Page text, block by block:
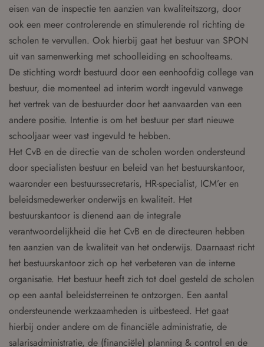
eisen van de inspectie ten aanzien van kwaliteitszorg, door
ook een meer controlerende en stimulerende rol richting de
scholen te vervullen. Ook hierbij gaat het bestuur van SPON
uit van samenwerking met schoolleiding en schoolteams.
De stichting wordt bestuurd door een eenhoofdig college van
bestuur, die momenteel ad interim wordt ingevuld vanwege
het vertrek van de bestuurder door het aanvaarden van een
andere positie. Intentie is om het bestuur per start nieuwe
schooljaar weer vast ingevuld te hebben.
Het CvB en de directie van de scholen worden ondersteund
door specialisten bestuur en beleid van het bestuurskantoor,
waaronder een bestuurssecretaris, HR-specialist, ICM’er en
beleidsmedewerker onderwijs en kwaliteit. Het
bestuurskantoor is dienend aan de integrale
verantwoordelijkheid die het CvB en de directeuren hebben
ten aanzien van de kwaliteit van het onderwijs. Daarnaast richt
het bestuurskantoor zich op het verbeteren van de interne
organisatie. Het bestuur heeft zich tot doel gesteld de scholen
op een aantal beleidsterreinen te ontzorgen. Een aantal
ondersteunende werkzaamheden is uitbesteed. Het gaat
hierbij onder andere om de financiële administratie, de
salarisadministratie, de (financiële) planning & control en de